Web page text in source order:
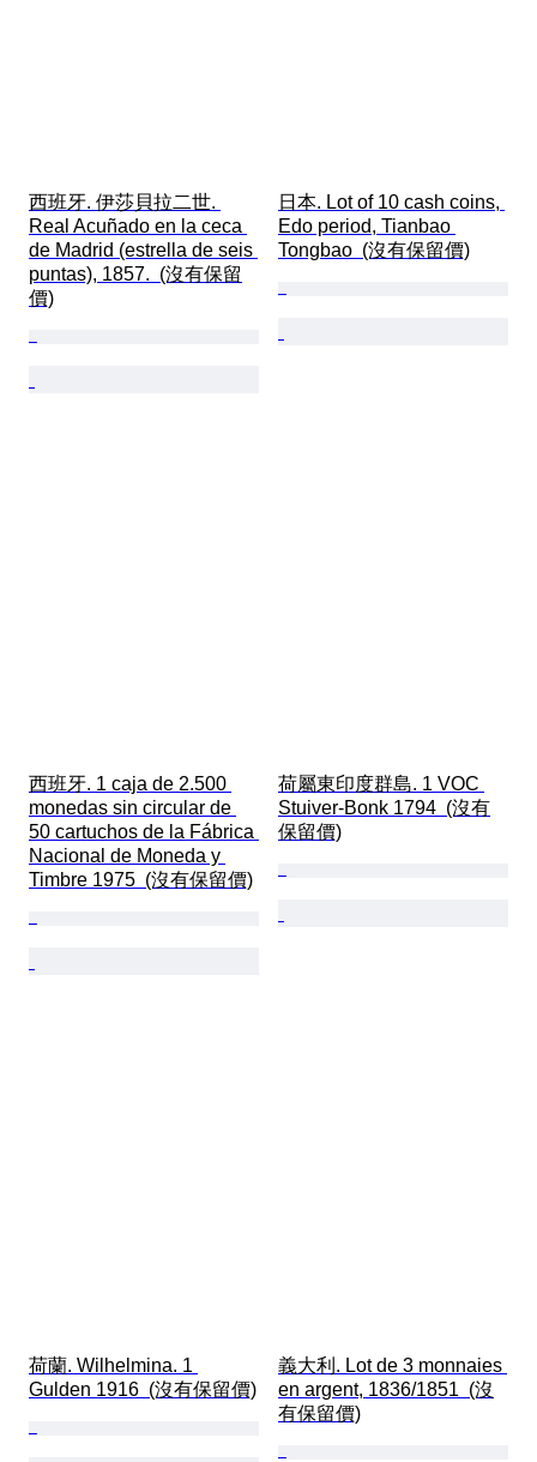
西班牙. 伊莎貝拉二世.
Real Acuñado en la ceca
de Madrid (estrella de seis
puntas), 1857.  (沒有保留
價)
日本. Lot of 10 cash coins,
Edo period, Tianbao
Tongbao  (沒有保留價)
西班牙. 1 caja de 2.500
monedas sin circular de
50 cartuchos de la Fábrica
Nacional de Moneda y
Timbre 1975  (沒有保留價)
荷屬東印度群島. 1 VOC
Stuiver-Bonk 1794  (沒有
保留價)
荷蘭. Wilhelmina. 1
Gulden 1916  (沒有保留價)
義大利. Lot de 3 monnaies
en argent, 1836/1851  (沒
有保留價)